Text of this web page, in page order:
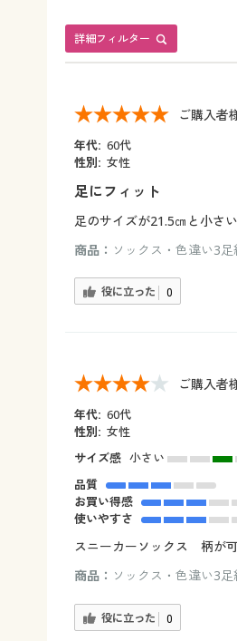
詳細フィルター
ご購入者
年代: 60代
性別: 女性
足にフィット
足のサイズが21.5㎝と小さ
商品： ソックス・色違い3
役に立った 0
ご購入者
年代: 60代
性別: 女性
サイズ感 小さい
品質
お買い得感
使いやすさ
スニーカーソックス 柄が
商品： ソックス・色違い3
役に立った 0